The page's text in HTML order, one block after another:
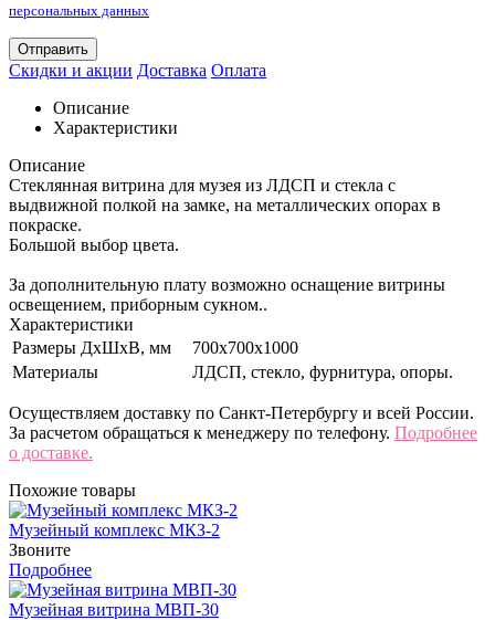
персональных данных
Отправить
Скидки и акции Доставка Оплата
Описание
Характеристики
Описание
Стеклянная витрина для музея из ЛДСП и стекла с
выдвижной полкой на замке, на металлических опорах в
покраске.
Большой выбор цвета.
За дополнительную плату возможно оснащение витрины
освещением, приборным сукном..
Характеристики
Размеры ДхШхВ, мм
700х700х1000
Материалы
ЛДСП, стекло, фурнитура, опоры.
Осуществляем доставку по Санкт-Петербургу и всей России.
За расчетом обращаться к менеджеру по телефону. Подробнее
о доставке.
Похожие товары
Музейный комплекс МКЗ-2
Звоните
Подробнее
Музейная витрина МВП-30